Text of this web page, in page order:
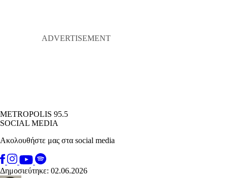
METROPOLIS 95.5
SOCIAL MEDIA
Ακολουθήστε μας στα social media
Δημοσιεύτηκε: 02.06.2026